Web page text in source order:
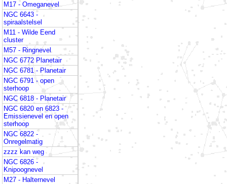
M17 - Omeganevel
NGC 6643 -
spiraalstelsel
M11 - Wilde Eend
cluster
M57 - Ringnevel
NGC 6772 Planetair
NGC 6781 - Planetair
NGC 6791 - open
sterhoop
NGC 6818 - Planetair
NGC 6820 en 6823 -
Emissienevel en open
sterhoop
NGC 6822 -
Onregelmatig
zzzz kan weg
NGC 6826 -
Knipoognevel
M27 - Halternevel